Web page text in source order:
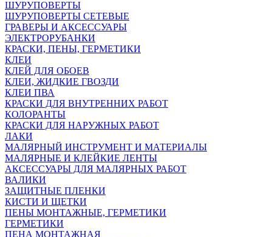
ШУРУПОВЕРТЫ
ШУРУПОВЕРТЫ СЕТЕВЫЕ
ГРАВЕРЫ И АКСЕССУАРЫ
ЭЛЕКТРОРУБАНКИ
КРАСКИ, ПЕНЫ, ГЕРМЕТИКИ
КЛЕИ
КЛЕЙ ДЛЯ ОБОЕВ
КЛЕИ, ЖИДКИЕ ГВОЗДИ
КЛЕИ ПВА
КРАСКИ ДЛЯ ВНУТРЕННИХ РАБОТ
КОЛОРАНТЫ
КРАСКИ ДЛЯ НАРУЖНЫХ РАБОТ
ЛАКИ
МАЛЯРНЫЙ ИНСТРУМЕНТ И МАТЕРИАЛЫ
МАЛЯРНЫЕ И КЛЕЙКИЕ ЛЕНТЫ
АКСЕССУАРЫ ДЛЯ МАЛЯРНЫХ РАБОТ
ВАЛИКИ
ЗАЩИТНЫЕ ПЛЕНКИ
КИСТИ И ЩЕТКИ
ПЕНЫ МОНТАЖНЫЕ, ГЕРМЕТИКИ
ГЕРМЕТИКИ
ПЕНА МОНТАЖНАЯ